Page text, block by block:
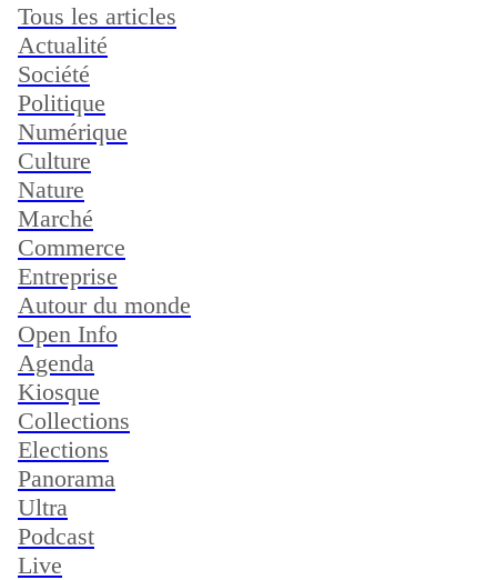
Tous les articles
Actualité
Société
Politique
Numérique
Culture
Nature
Marché
Commerce
Entreprise
Autour du monde
Open Info
Agenda
Kiosque
Collections
Elections
Panorama
Ultra
Podcast
Live